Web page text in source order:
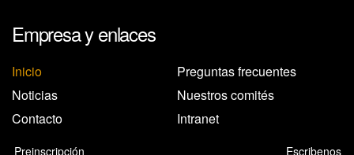
Empresa y enlaces
Inicio
Preguntas frecuentes
Noticias
Nuestros comités
Contacto
Intranet